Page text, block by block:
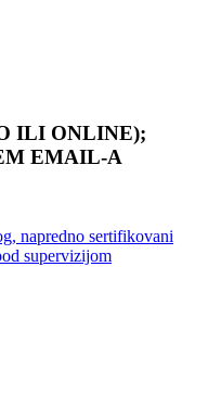
ILI ONLINE);
EMAIL-A
napredno sertifikovani
supervizijom